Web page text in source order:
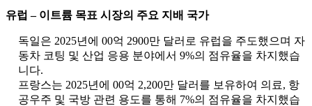
유럽 ​​– 이트륨 목표 시장의 주요 지배 국가
독일은 2025년에 00억 2900만 달러로 유럽을 주도했으며 자
동차 코팅 및 산업 응용 분야에서 9%의 점유율을 차지했습
니다.
프랑스는 2025년에 00억 2,200만 달러를 보유하여 의료, 항
공우주 및 국방 관련 용도를 통해 7%의 점유율을 차지했습